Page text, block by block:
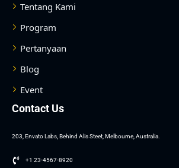
Tentang Kami
Program
Pertanyaan
Blog
Event
Contact Us
203, Envato Labs, Behind Alis Steet, Melbourne, Australia.
+1 23-4567-8920